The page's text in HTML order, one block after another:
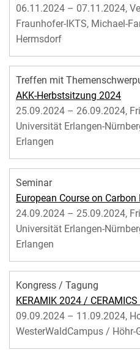
06.11.2024 – 07.11.2024,
Fraunhofer-IKTS, Michael-
Hermsdorf
Treffen mit
AKK-Herbstsitzung 2024
25.09.2024 – 26.09.2024,
Universität Erlangen-
Erlangen
Seminar
European Course on
24.09.2024 – 25.09.2024,
Universität Erlangen-
Erlangen
Kongress / Tagung
KERAMIK 2024 /
09.09.2024 – 11.09.2024,
WesterWaldCampus / Höhr-